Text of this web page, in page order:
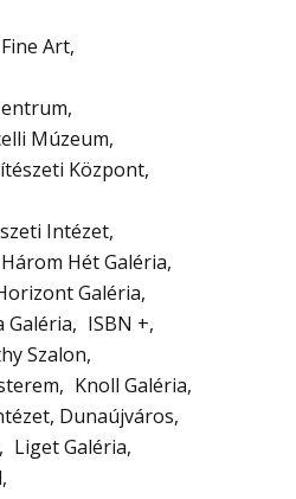
Art
Múzeum
Központ
Intézet
Három Hét Galéria
Galéria
Galéria
ISBN +
Szalon
Knoll Galéria
Dunaújváros
Liget Galéria